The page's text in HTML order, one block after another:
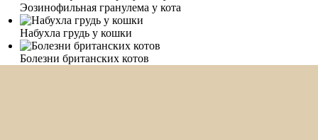
Эозинофильная гранулема у кота
Набухла грудь у кошки
Болезни британских котов